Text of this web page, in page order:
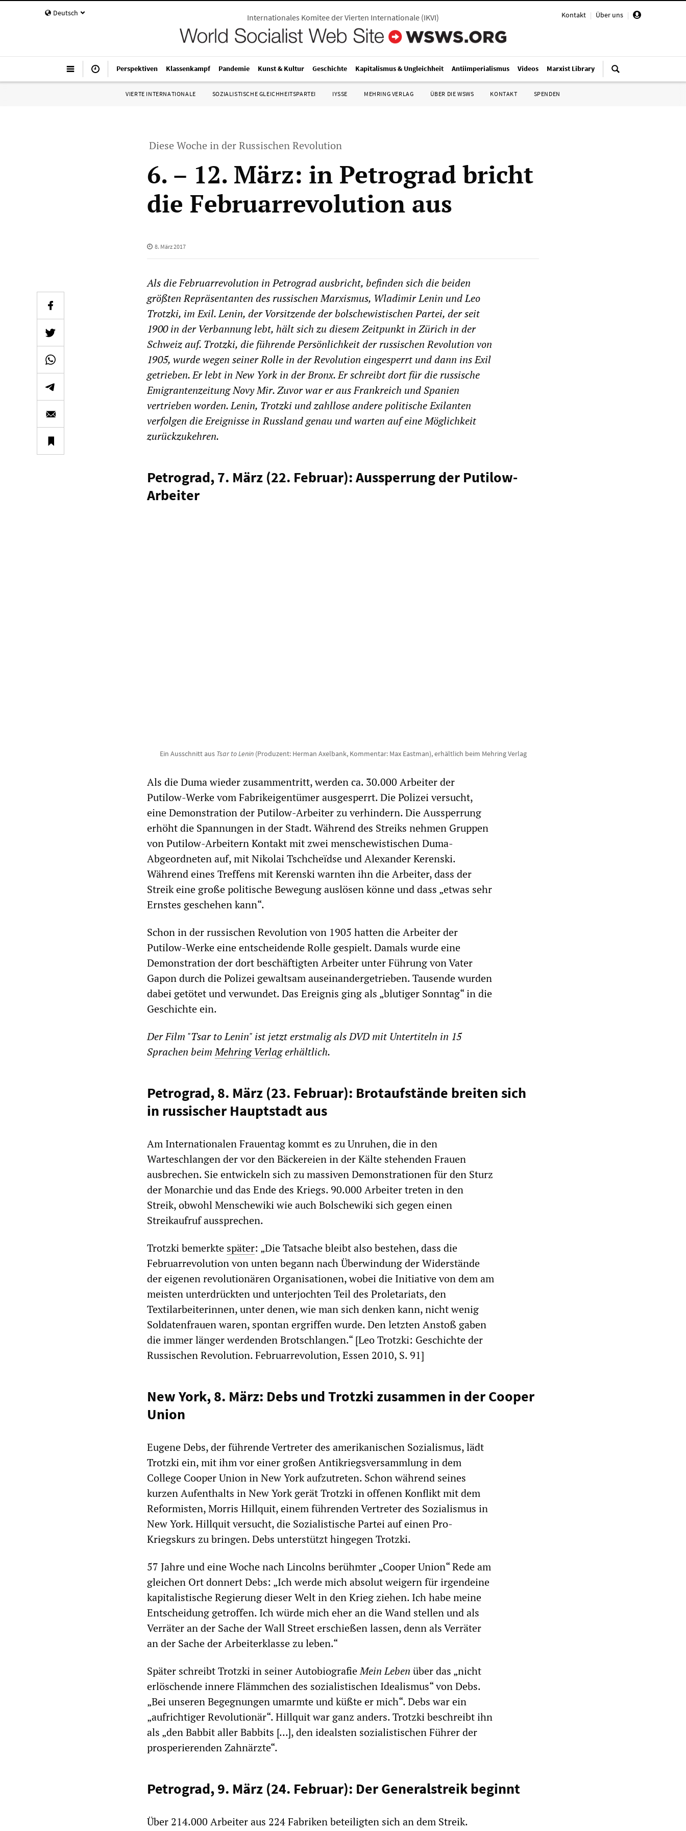
Deutsch Kontakt | Über uns |
Internationales Komitee der Vierten Internationale (IKVI)
Perspektiven Klassenkampf Pandemie Kunst & Kultur Geschichte Kapitalismus & Ungleichheit Antiimperialismus Videos Marxist Library
VIERTE INTERNATIONALE SOZIALISTISCHE GLEICHHEITSPARTEI IYSSE MEHRING VERLAG ÜBER DIE WSWS KONTAKT SPENDEN
Diese Woche in der Russischen Revolution
6. – 12. März: in Petrograd bricht
die Februarrevolution aus
8. März 2017
Als die Februarrevolution in Petrograd ausbricht, befinden sich die beiden
größten Repräsentanten des russischen Marxismus, Wladimir Lenin und Leo
Trotzki, im Exil. Lenin, der Vorsitzende der bolschewistischen Partei, der seit
1900 in der Verbannung lebt, hält sich zu diesem Zeitpunkt in Zürich in der
Schweiz auf. Trotzki, die führende Persönlichkeit der russischen Revolution von
1905, wurde wegen seiner Rolle in der Revolution eingesperrt und dann ins Exil
getrieben. Er lebt in New York in der Bronx. Er schreibt dort für die russische
Emigrantenzeitung Novy Mir. Zuvor war er aus Frankreich und Spanien
vertrieben worden. Lenin, Trotzki und zahllose andere politische Exilanten
verfolgen die Ereignisse in Russland genau und warten auf eine Möglichkeit
zurückzukehren.
Petrograd, 7. März (22. Februar): Aussperrung der Putilow-
Arbeiter
Ein Ausschnitt aus Tsar to Lenin(Produzent: Herman Axelbank, Kommentar: Max Eastman), erhältlich beim Mehring Verlag
Als die Duma wieder zusammentritt, werden ca. 30.000 Arbeiter der
Putilow-Werke vom Fabrikeigentümer ausgesperrt. Die Polizei versucht,
eine Demonstration der Putilow-Arbeiter zu verhindern. Die Aussperrung
erhöht die Spannungen in der Stadt. Während des Streiks nehmen Gruppen
von Putilow-Arbeitern Kontakt mit zwei menschewistischen Duma-
Abgeordneten auf, mit Nikolai Tschcheïdse und Alexander Kerenski.
Während eines Treffens mit Kerenski warnten ihn die Arbeiter, dass der
Streik eine große politische Bewegung auslösen könne und dass „etwas sehr
Ernstes geschehen kann“.
Schon in der russischen Revolution von 1905 hatten die Arbeiter der
Putilow-Werke eine entscheidende Rolle gespielt. Damals wurde eine
Demonstration der dort beschäftigten Arbeiter unter Führung von Vater
Gapon durch die Polizei gewaltsam auseinandergetrieben. Tausende wurden
dabei getötet und verwundet. Das Ereignis ging als „blutiger Sonntag“ in die
Geschichte ein.
Der Film "Tsar to Lenin" ist jetzt erstmalig als DVD mit Untertiteln in 15
Sprachen beimMehring Verlagerhältlich.
Petrograd, 8. März (23. Februar): Brotaufstände breiten sich
in russischer Hauptstadt aus
Am Internationalen Frauentag kommt es zu Unruhen, die in den
Warteschlangen der vor den Bäckereien in der Kälte stehenden Frauen
ausbrechen. Sie entwickeln sich zu massiven Demonstrationen für den Sturz
der Monarchie und das Ende des Kriegs. 90.000 Arbeiter treten in den
Streik, obwohl Menschewiki wie auch Bolschewiki sich gegen einen
Streikaufruf aussprechen.
Trotzki bemerkte später: „Die Tatsache bleibt also bestehen, dass die
Februarrevolution von unten begann nach Überwindung der Widerstände
der eigenen revolutionären Organisationen, wobei die Initiative von dem am
meisten unterdrückten und unterjochten Teil des Proletariats, den
Textilarbeiterinnen, unter denen, wie man sich denken kann, nicht wenig
Soldatenfrauen waren, spontan ergriffen wurde. Den letzten Anstoß gaben
die immer länger werdenden Brotschlangen.“ [Leo Trotzki: Geschichte der
Russischen Revolution. Februarrevolution, Essen 2010, S. 91]
New York, 8. März: Debs und Trotzki zusammen in der Cooper
Union
Eugene Debs, der führende Vertreter des amerikanischen Sozialismus, lädt
Trotzki ein, mit ihm vor einer großen Antikriegsversammlung in dem
College Cooper Union in New York aufzutreten. Schon während seines
kurzen Aufenthalts in New York gerät Trotzki in offenen Konflikt mit dem
Reformisten, Morris Hillquit, einem führenden Vertreter des Sozialismus in
New York. Hillquit versucht, die Sozialistische Partei auf einen Pro-
Kriegskurs zu bringen. Debs unterstützt hingegen Trotzki.
57 Jahre und eine Woche nach Lincolns berühmter „Cooper Union“ Rede am
gleichen Ort donnert Debs: „Ich werde mich absolut weigern für irgendeine
kapitalistische Regierung dieser Welt in den Krieg ziehen. Ich habe meine
Entscheidung getroffen. Ich würde mich eher an die Wand stellen und als
Verräter an der Sache der Wall Street erschießen lassen, denn als Verräter
an der Sache der Arbeiterklasse zu leben.“
Später schreibt Trotzki in seiner AutobiografieMein Leben über das „nicht
erlöschende innere Flämmchen des sozialistischen Idealismus“ von Debs.
„Bei unseren Begegnungen umarmte und küßte er mich“. Debs war ein
„aufrichtiger Revolutionär“. Hillquit war ganz anders. Trotzki beschreibt ihn
als „den Babbit aller Babbits [...], den idealsten sozialistischen Führer der
prosperierenden Zahnärzte“.
Petrograd, 9. März (24. Februar): Der Generalstreik beginnt
Über 214.000 Arbeiter aus 224 Fabriken beteiligten sich an dem Streik.